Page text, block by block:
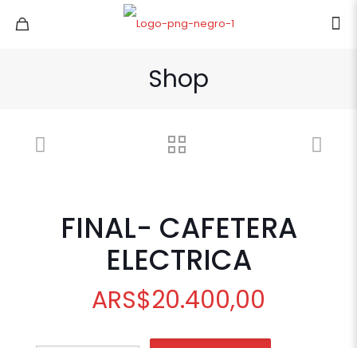
Shop
FINAL- CAFETERA
ELECTRICA
ARS$20.400,00